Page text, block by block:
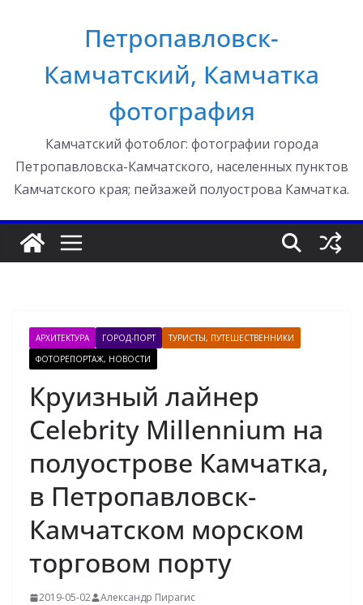
Петропавловск-
Камчатский, Камчатка
фотография
Камчатский фотоблог: фотографии города
Петропавловска-Камчатского, населенных пунктов
Камчатского края; пейзажей полуострова Камчатка.
АРХИТЕКТУРА ГОРОД-ПОРТ
ТУРИСТЫ, ПУТЕШЕСТВЕННИКИ
ФОТОРЕПОРТАЖ, НОВОСТИ
Круизный лайнер
Celebrity Millennium на
полуострове Камчатка,
в Петропавловск-
Камчатском морском
торговом порту
2019-05-02 Александр Пирагис